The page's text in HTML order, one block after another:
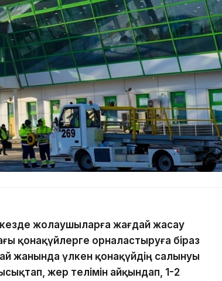
кезде жолаушыларға жағдай жасау
қонақүйлерге орналастыруға біраз
жанында үлкен қонақүйдің салынуы
жер телімін айқындап, 1-2